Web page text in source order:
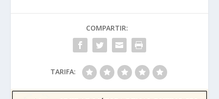
COMPARTIR:
TARIFA: